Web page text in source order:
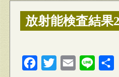
放射能検査結果
FacebookTwitter Email Line